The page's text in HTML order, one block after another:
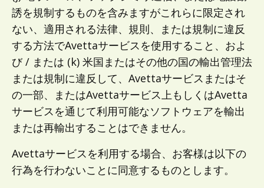
誘を規制するものを含みますがこれらに限定され
ない、適用される法律、規則、または規制に違反
する方法でAvettaサービスを使用すること、およ
び / または (k) 米国またはその他の国の輸出管理法
または規制に違反して、Avettaサービスまたはそ
の一部、またはAvettaサービス上もしくはAvetta
サービスを通じて利用可能なソフトウェアを輸出
または再輸出することはできません。
Avettaサービスを利用する場合、お客様は以下の
行為を行わないことに同意するものとします。